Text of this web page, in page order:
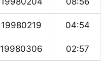
19980219 04:54
19980306 02:57